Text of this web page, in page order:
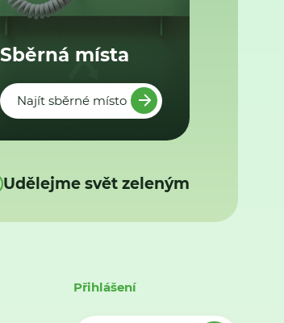
Sběrná místa
Najít sběrné místo
Udělejme svět zeleným
Přihlášení